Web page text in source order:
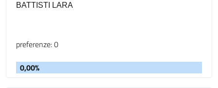
BATTISTI LARA
preferenze: 0
0,00%